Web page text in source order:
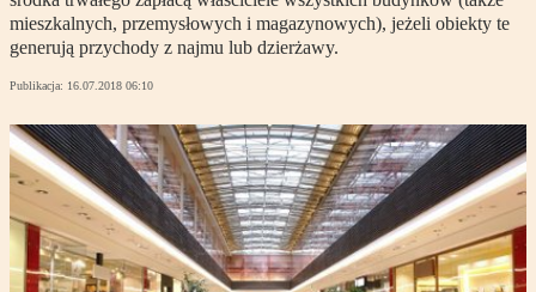
mieszkalnych, przemysłowych i magazynowych), jeżeli obiekty te
generują przychody z najmu lub dzierżawy.
Publikacja: 16.07.2018 06:10